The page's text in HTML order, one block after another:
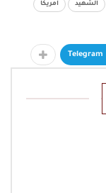
الشهيد امريكا
Telegram